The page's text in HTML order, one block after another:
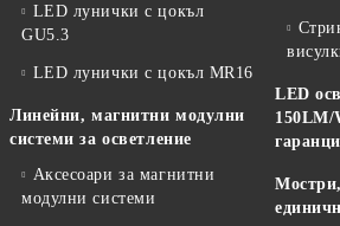
LED лунички с цокъл
GU5.3
LED лунички с цокъл MR16
Линейни, магнитни модулни
системи за осветление
Аксесоари за магнитни
модулни системи
LED